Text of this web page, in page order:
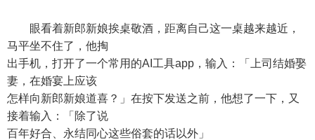
眼看着新郎新娘挨桌敬酒，距离自己这一桌越来越近，
马平坐不住了，他掏
出手机，打开了一个常用的AI工具app，输入：「上司结婚娶
妻，在婚宴上应该
怎样向新郎新娘道喜？」在按下发送之前，他想了一下，又
接着输入：「除了说
百年好合、永结同心这些俗套的话以外」